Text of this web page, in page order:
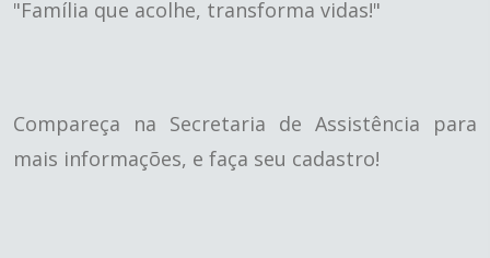
"Família que acolhe, transforma vidas!"
Compareça na Secretaria de Assistência para
mais informações, e faça seu cadastro!